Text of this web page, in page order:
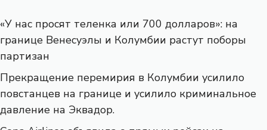
«У нас просят теленка или 700 долларов»: на
границе Венесуэлы и Колумбии растут поборы
партизан
Прекращение перемирия в Колумбии усилило
повстанцев на границе и усилило криминальное
давление на Эквадор.